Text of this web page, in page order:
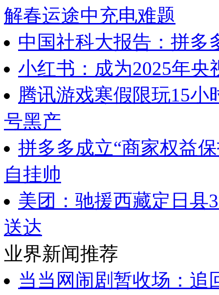
解春运途中充电难题
中国社科大报告：拼多
小红书：成为2025年央
腾讯游戏寒假限玩15小
号黑产
拼多多成立“商家权益
自挂帅
美团：驰援西藏定日县
送达
业界新闻推荐
当当网闹剧暂收场：追